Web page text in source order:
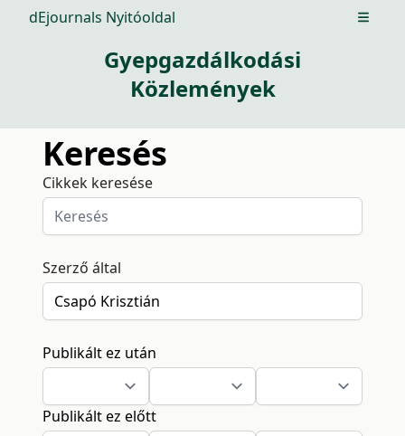
dEjournals Nyitóoldal Open
Gyepgazdálkodási
Közlemények
Keresés
Cikkek keresése
Szerző által
Publikált ez után
Publikált ez előtt